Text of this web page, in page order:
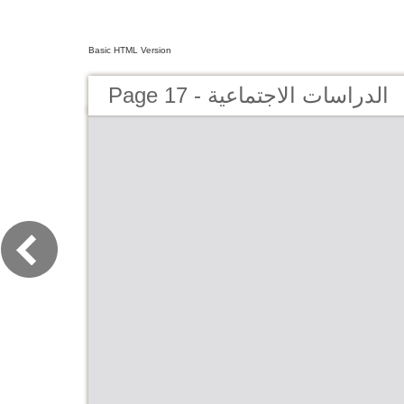
Basic HTML Version
Page 17 - الدراسات الاجتماعية